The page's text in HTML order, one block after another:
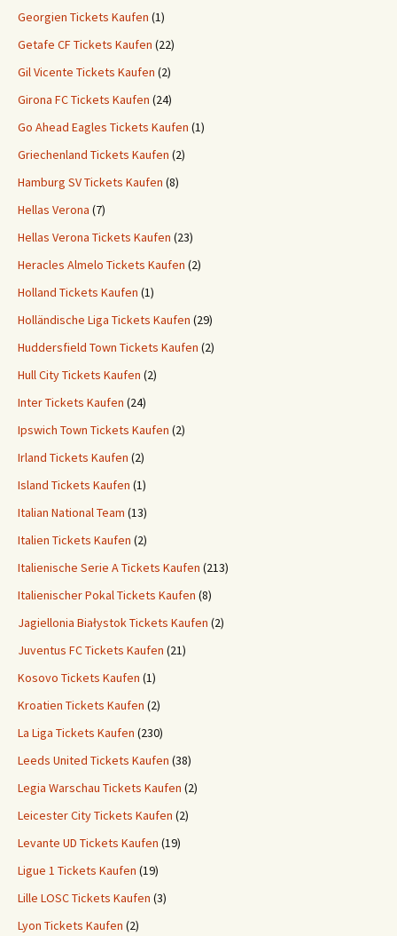
Georgien Tickets Kaufen (1)
Getafe CF Tickets Kaufen (22)
Gil Vicente Tickets Kaufen (2)
Girona FC Tickets Kaufen (24)
Go Ahead Eagles Tickets Kaufen (1)
Griechenland Tickets Kaufen (2)
Hamburg SV Tickets Kaufen (8)
Hellas Verona (7)
Hellas Verona Tickets Kaufen (23)
Heracles Almelo Tickets Kaufen (2)
Holland Tickets Kaufen (1)
Holländische Liga Tickets Kaufen (29)
Huddersfield Town Tickets Kaufen (2)
Hull City Tickets Kaufen (2)
Inter Tickets Kaufen (24)
Ipswich Town Tickets Kaufen (2)
Irland Tickets Kaufen (2)
Island Tickets Kaufen (1)
Italian National Team (13)
Italien Tickets Kaufen (2)
Italienische Serie A Tickets Kaufen (213)
Italienischer Pokal Tickets Kaufen (8)
Jagiellonia Białystok Tickets Kaufen (2)
Juventus FC Tickets Kaufen (21)
Kosovo Tickets Kaufen (1)
Kroatien Tickets Kaufen (2)
La Liga Tickets Kaufen (230)
Leeds United Tickets Kaufen (38)
Legia Warschau Tickets Kaufen (2)
Leicester City Tickets Kaufen (2)
Levante UD Tickets Kaufen (19)
Ligue 1 Tickets Kaufen (19)
Lille LOSC Tickets Kaufen (3)
Lyon Tickets Kaufen (2)